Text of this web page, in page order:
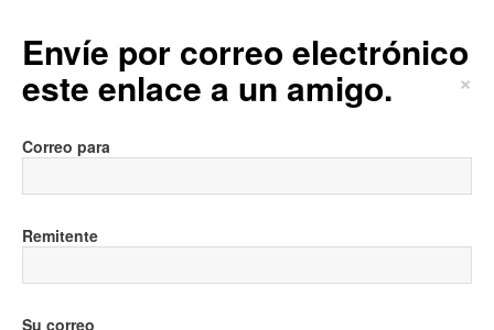
Envíe por correo electrónico
este enlace a un amigo. ×
Correo para
Remitente
Su correo